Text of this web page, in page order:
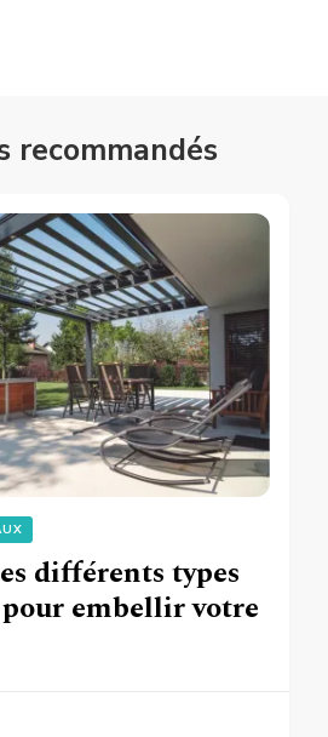
recommandés
différents types
embellir votre